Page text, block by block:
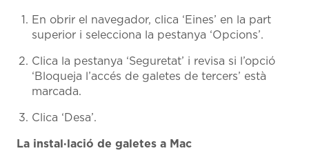
En obrir el navegador, clica ‘Eines’ en la part
superior i selecciona la pestanya ‘Opcions’.
Clica la pestanya ‘Seguretat’ i revisa si l’opció
‘Bloqueja l’accés de galetes de tercers’ està
marcada.
Clica ‘Desa’.
La instal·lació de galetes a Mac